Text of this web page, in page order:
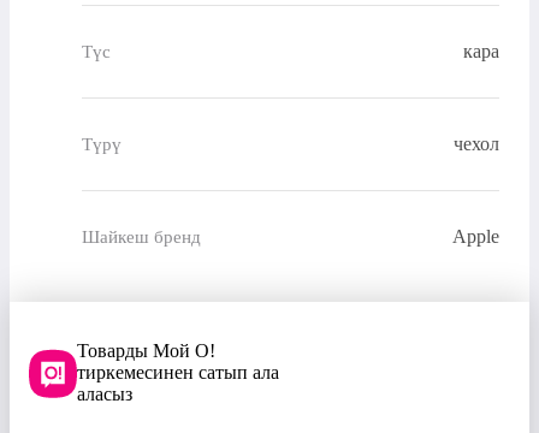
Түс кара
Түрү чехол
Шайкеш бренд Apple
Товарды Мой О!
тиркемесинен сатып ала
аласыз